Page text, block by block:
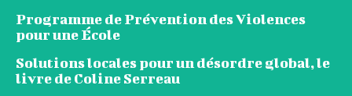
Programme de Prévention des Violences
pour une École
Solutions locales pour un désordre global, le
livre de Coline Serreau